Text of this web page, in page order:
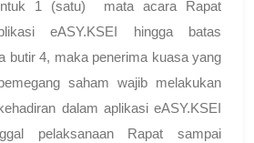
1 (satu) mata acara Rapat
eASY.KSEI hingga batas
butir 4, maka penerima kuasa yang
saham wajib melakukan
dalam aplikasi eASY.KSEI
pelaksanaan Rapat sampai